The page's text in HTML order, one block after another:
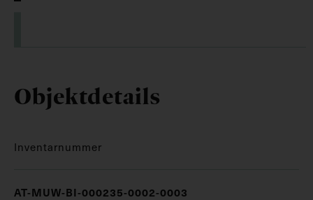
Objektdetails
Inventarnummer
AT-MUW-BI-000235-0002-0003